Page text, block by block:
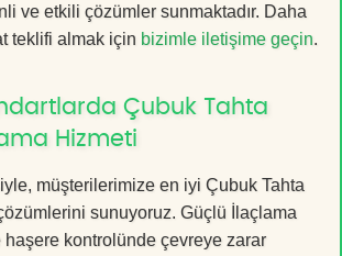
ve etkili çözümler sunmaktadır. Daha
teklifi almak için bizimle iletişime geçin.
Çubuk Tahta
Hizmeti
müşterilerimize en iyi Çubuk Tahta
sunuyoruz. Güçlü İlaçlama
kontrolünde çevreye zarar